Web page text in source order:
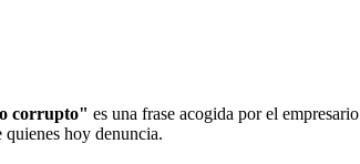
corrupto" es una frase acogida por el empresario
quienes hoy denuncia.